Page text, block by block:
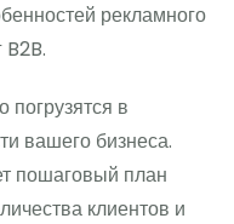
рекламного
в
вашего бизнеса.
пошаговый план
клиентов и